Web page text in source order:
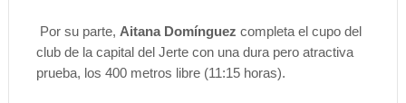
Por su parte, Aitana Domínguez completa el cupo del
club de la capital del Jerte con una dura pero atractiva
prueba, los 400 metros libre (11:15 horas).